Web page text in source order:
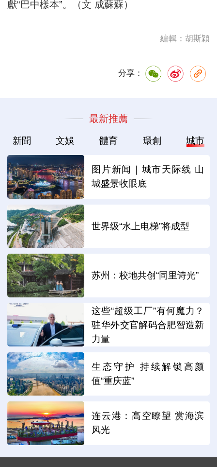
獻“巴中樣本”。（文 成蘇蘇）
編輯：胡斯穎
分享：
最新推薦
新聞 文娛 體育 環創 城市
图片新闻｜城市天际线 山
城盛景收眼底
世界级“水上电梯”将成型
苏州：校地共创“同里诗光”
这些“超级工厂”有何魔力？
驻华外交官解码合肥智造新
力量
生态守护 持续解锁高颜
值“重庆蓝”
连云港：高空瞭望 赏海滨
风光